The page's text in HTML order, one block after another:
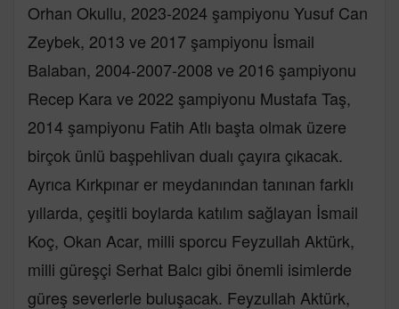
Orhan Okullu, 2023-2024 şampiyonu Yusuf Can
Zeybek, 2013 ve 2017 şampiyonu İsmail
Balaban, 2004-2007-2008 ve 2016 şampiyonu
Recep Kara ve 2022 şampiyonu Mustafa Taş,
2014 şampiyonu Fatih Atlı başta olmak üzere
birçok ünlü başpehlivan dualı çayıra çıkacak.
Ayrıca Kırkpınar er meydanından tanınan farklı
yıllarda, çeşitli boylarda katılım sağlayan İsmail
Koç, Okan Acar, milli sporcu Feyzullah Aktürk,
milli güreşçi Serhat Balcı gibi önemli isimlerde
güreş severlerle buluşacak. Feyzullah Aktürk,